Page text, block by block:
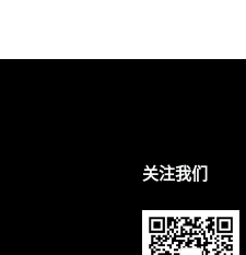
关注我们